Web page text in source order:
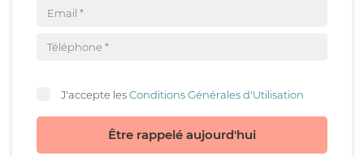
J'accepte lesConditions Générales d'Utilisation
Être rappelé aujourd'hui